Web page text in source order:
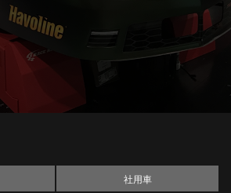
社用車